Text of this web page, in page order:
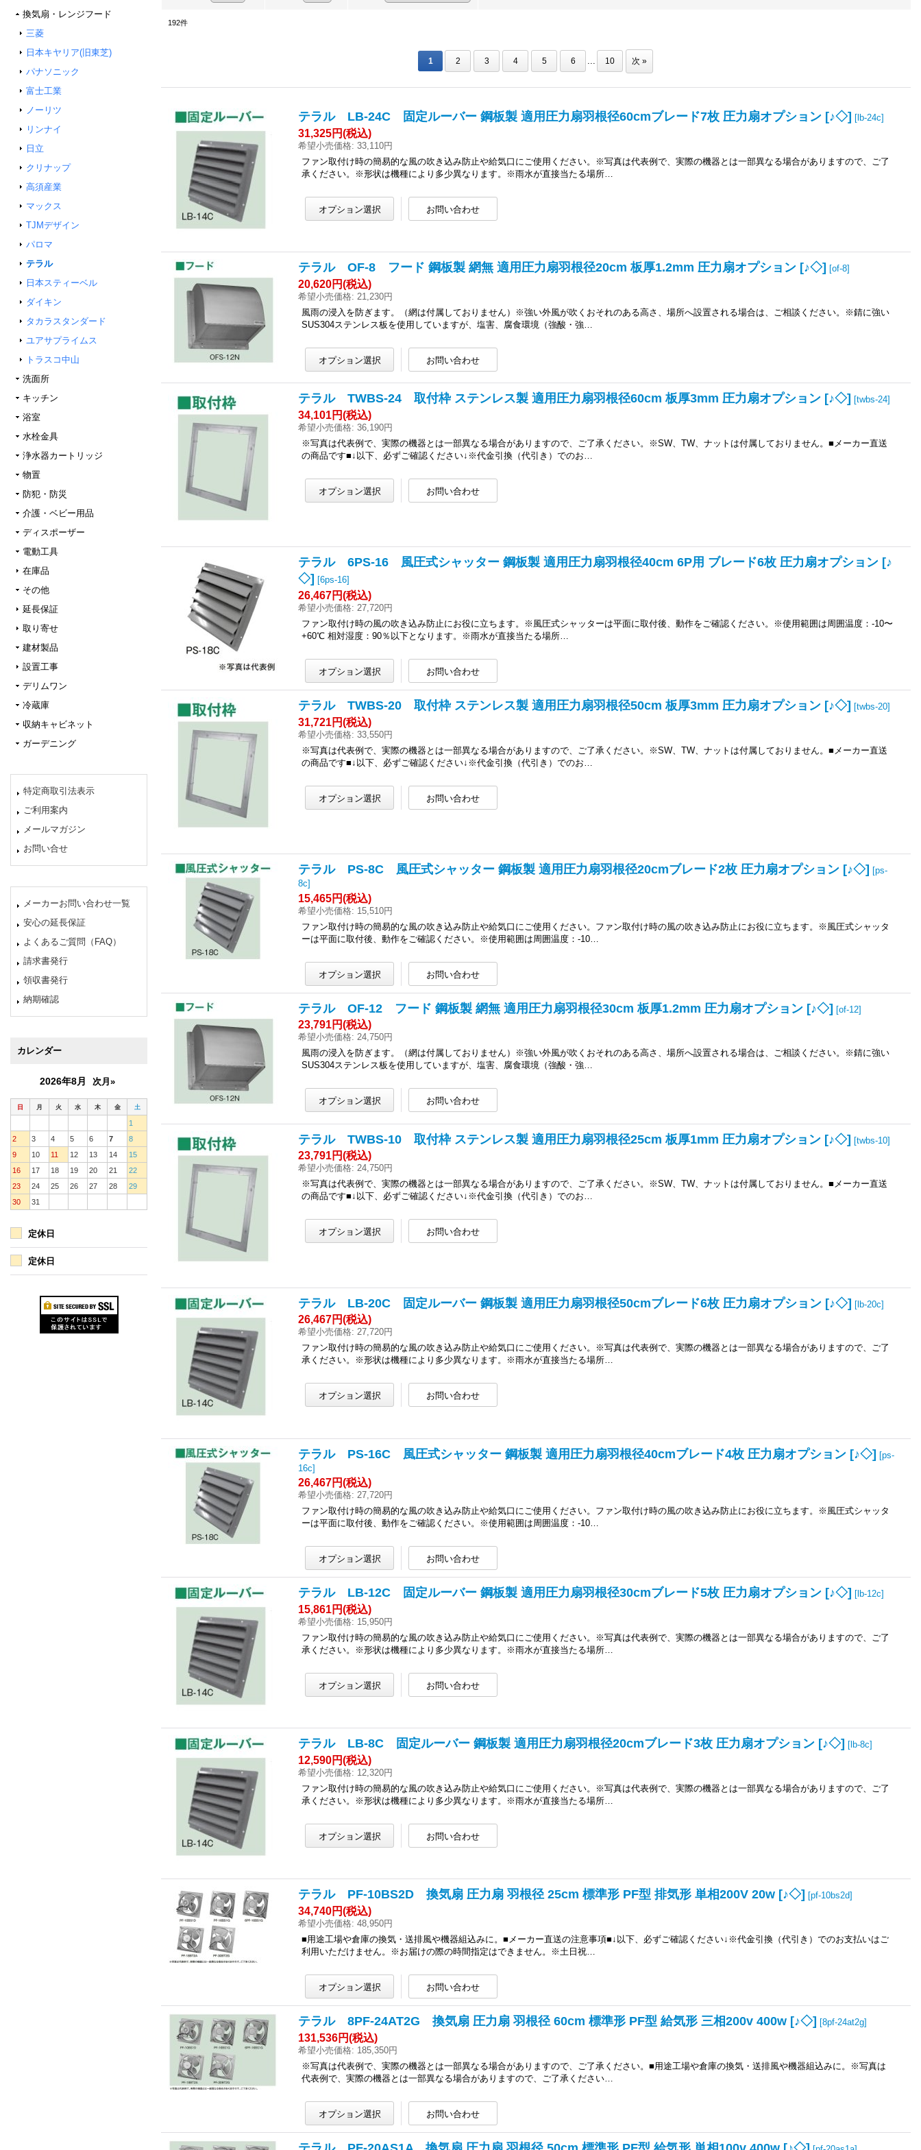
換気扇・レンジフード
三菱
日本キヤリア(旧東芝)
パナソニック
富士工業
ノーリツ
リンナイ
日立
クリナップ
高須産業
マックス
TJMデザイン
パロマ
テラル
日本スティーベル
ダイキン
タカラスタンダード
ユアサプライムス
トラスコ中山
洗面所
キッチン
浴室
水栓金具
浄水器カートリッジ
物置
防犯・防災
介護・ベビー用品
ディスポーザー
電動工具
在庫品
その他
延長保証
取り寄せ
建材製品
設置工事
デリムワン
冷蔵庫
収納キャビネット
ガーデニング
特定商取引法表示
ご利用案内
メールマガジン
お問い合せ
メーカーお問い合わせ一覧
安心の延長保証
よくあるご質問（FAQ）
請求書発行
領収書発行
納期確認
カレンダー
2026年8月 次月»
日 月 火 水 木 金 土
1
2
3 4 5 6 7
8
9
10 11 12 13 14
15
16
17 18 19 20 21
22
23
24 25 26 27 28
29
30
31
定休日
定休日
192件
1 2 3 4 5 6 ... 10 次 »
テラル LB-24C 固定ルーバー 鋼板製 適用圧力扇羽根径60cmブレード7枚 圧力扇オプション [♪◇] [ lb-24c]
31,325円(税込)
希望小売価格: 33,110円
ファン取付け時の簡易的な風の吹き込み防止や給気口にご使用ください。※写真は代表例で、実際の機器とは一部異なる場合がありますので、ご了
承ください。※形状は機種により多少異なります。※雨水が直接当たる場所…
テラル OF-8 フード 鋼板製 網無 適用圧力扇羽根径20cm 板厚1.2mm 圧力扇オプション [♪◇] [of-8]
20,620円(税込)
希望小売価格: 21,230円
風雨の浸入を防ぎます。（網は付属しておりません）※強い外風が吹くおそれのある高さ、場所へ設置される場合は、ご相談ください。※錆に強い
SUS304ステンレス板を使用していますが、塩害、腐食環境（強酸・強…
テラル TWBS-24 取付枠 ステンレス製 適用圧力扇羽根径60cm 板厚3mm 圧力扇オプション [♪◇] [twbs-24]
34,101円(税込)
希望小売価格: 36,190円
※写真は代表例で、実際の機器とは一部異なる場合がありますので、ご了承ください。※SW、TW、ナットは付属しておりません。■メーカー直送
の商品です■↓以下、必ずご確認ください↓※代金引換（代引き）でのお…
テラル 6PS-16 風圧式シャッター 鋼板製 適用圧力扇羽根径40cm 6P用 ブレード6枚 圧力扇オプション [♪
◇] [6ps-16]
26,467円(税込)
希望小売価格: 27,720円
ファン取付け時の風の吹き込み防止にお役に立ちます。※風圧式シャッターは平面に取付後、動作をご確認ください。※使用範囲は周囲温度：-10〜
+60℃ 相対湿度：90％以下となります。※雨水が直接当たる場所…
テラル TWBS-20 取付枠 ステンレス製 適用圧力扇羽根径50cm 板厚3mm 圧力扇オプション [♪◇] [twbs-20]
31,721円(税込)
希望小売価格: 33,550円
※写真は代表例で、実際の機器とは一部異なる場合がありますので、ご了承ください。※SW、TW、ナットは付属しておりません。■メーカー直送
の商品です■↓以下、必ずご確認ください↓※代金引換（代引き）でのお…
テラル PS-8C 風圧式シャッター 鋼板製 適用圧力扇羽根径20cmブレード2枚 圧力扇オプション [♪◇] [ps-
8c]
15,465円(税込)
希望小売価格: 15,510円
ファン取付け時の簡易的な風の吹き込み防止や給気口にご使用ください。ファン取付け時の風の吹き込み防止にお役に立ちます。※風圧式シャッタ
ーは平面に取付後、動作をご確認ください。※使用範囲は周囲温度：-10…
テラル OF-12 フード 鋼板製 網無 適用圧力扇羽根径30cm 板厚1.2mm 圧力扇オプション [♪◇] [of-12]
23,791円(税込)
希望小売価格: 24,750円
風雨の浸入を防ぎます。（網は付属しておりません）※強い外風が吹くおそれのある高さ、場所へ設置される場合は、ご相談ください。※錆に強い
SUS304ステンレス板を使用していますが、塩害、腐食環境（強酸・強…
テラル TWBS-10 取付枠 ステンレス製 適用圧力扇羽根径25cm 板厚1mm 圧力扇オプション [♪◇] [twbs-10]
23,791円(税込)
希望小売価格: 24,750円
※写真は代表例で、実際の機器とは一部異なる場合がありますので、ご了承ください。※SW、TW、ナットは付属しておりません。■メーカー直送
の商品です■↓以下、必ずご確認ください↓※代金引換（代引き）でのお…
テラル LB-20C 固定ルーバー 鋼板製 適用圧力扇羽根径50cmブレード6枚 圧力扇オプション [♪◇] [lb-20c]
26,467円(税込)
希望小売価格: 27,720円
ファン取付け時の簡易的な風の吹き込み防止や給気口にご使用ください。※写真は代表例で、実際の機器とは一部異なる場合がありますので、ご了
承ください。※形状は機種により多少異なります。※雨水が直接当たる場所…
テラル PS-16C 風圧式シャッター 鋼板製 適用圧力扇羽根径40cmブレード4枚 圧力扇オプション [♪◇] [ps-
16c]
26,467円(税込)
希望小売価格: 27,720円
ファン取付け時の簡易的な風の吹き込み防止や給気口にご使用ください。ファン取付け時の風の吹き込み防止にお役に立ちます。※風圧式シャッタ
ーは平面に取付後、動作をご確認ください。※使用範囲は周囲温度：-10…
テラル LB-12C 固定ルーバー 鋼板製 適用圧力扇羽根径30cmブレード5枚 圧力扇オプション [♪◇] [ lb-12c]
15,861円(税込)
希望小売価格: 15,950円
ファン取付け時の簡易的な風の吹き込み防止や給気口にご使用ください。※写真は代表例で、実際の機器とは一部異なる場合がありますので、ご了
承ください。※形状は機種により多少異なります。※雨水が直接当たる場所…
テラル LB-8C 固定ルーバー 鋼板製 適用圧力扇羽根径20cmブレード3枚 圧力扇オプション [♪◇] [ lb-8c]
12,590円(税込)
希望小売価格: 12,320円
ファン取付け時の簡易的な風の吹き込み防止や給気口にご使用ください。※写真は代表例で、実際の機器とは一部異なる場合がありますので、ご了
承ください。※形状は機種により多少異なります。※雨水が直接当たる場所…
テラル PF-10BS2D 換気扇 圧力扇 羽根径 25cm 標準形 PF型 排気形 単相200V 20w [♪◇] [pf-10bs2d]
34,740円(税込)
希望小売価格: 48,950円
■用途工場や倉庫の換気・送排風や機器組込みに。■メーカー直送の注意事項■↓以下、必ずご確認ください↓※代金引換（代引き）でのお支払いはご
利用いただけません。※お届けの際の時間指定はできません。※土日祝…
テラル 8PF-24AT2G 換気扇 圧力扇 羽根径 60cm 標準形 PF型 給気形 三相200v 400w [♪◇] [8pf-24at2g]
131,536円(税込)
希望小売価格: 185,350円
※写真は代表例で、実際の機器とは一部異なる場合がありますので、ご了承ください。■用途工場や倉庫の換気・送排風や機器組込みに。※写真は
代表例で、実際の機器とは一部異なる場合がありますので、ご了承ください…